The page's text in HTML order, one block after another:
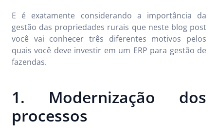
E é exatamente considerando a importância da
gestão das propriedades rurais que neste blog post
você vai conhecer três diferentes motivos pelos
quais você deve investir em um ERP para gestão de
fazendas.
1. Modernização dos
processos